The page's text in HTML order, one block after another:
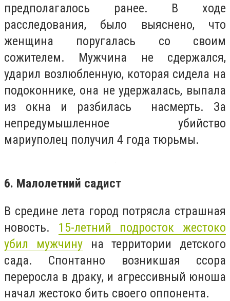
предполагалось ранее. В ходе
расследования, было выяснено, что
женщина поругалась со своим
сожителем. Мужчина не сдержался,
ударил возлюбленную, которая сидела на
подоконнике, она не удержалась, выпала
из окна и разбилась насмерть. За
непредумышленное убийство
мариуполец получил 4 года тюрьмы.
6. Малолетний садист
В средине лета город потрясла страшная
новость. 15-летний подросток жестоко
убил мужчинуна территории детского
сада. Спонтанно возникшая ссора
переросла в драку, и агрессивный юноша
начал жестоко бить своего оппонента.